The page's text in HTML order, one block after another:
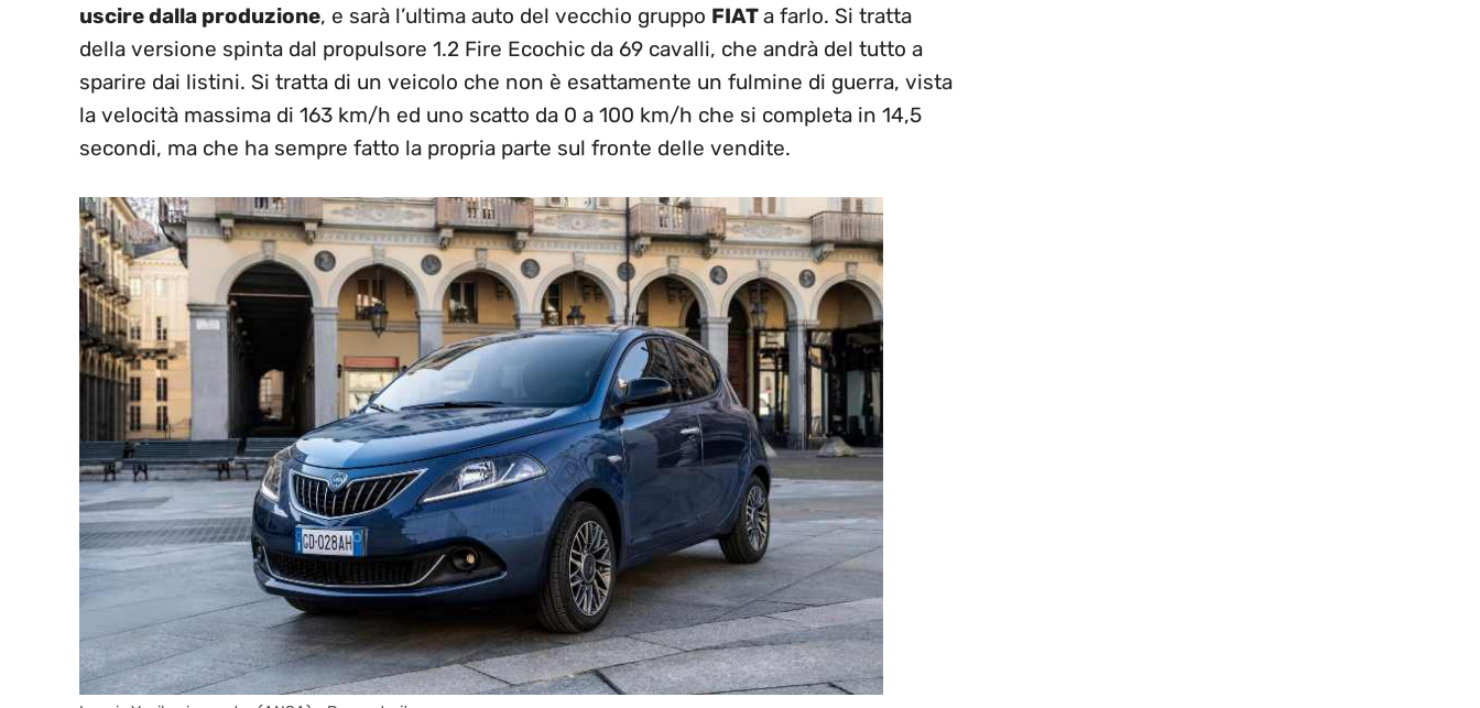
uscire dalla produzione, e sarà l’ultima auto del vecchio gruppo FIATa farlo. Si tratta
della versione spinta dal propulsore 1.2 Fire Ecochic da 69 cavalli, che andrà del tutto a
sparire dai listini. Si tratta di un veicolo che non è esattamente un fulmine di guerra, vista
la velocità massima di 163 km/h ed uno scatto da 0 a 100 km/h che si completa in 14,5
secondi, ma che ha sempre fatto la propria parte sul fronte delle vendite.